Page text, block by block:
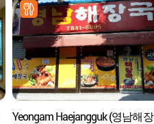
Yeongam Haejangguk (영남해